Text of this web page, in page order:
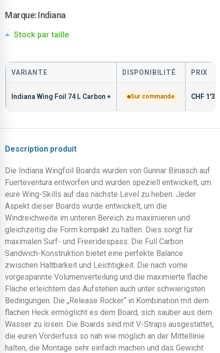
Marque:Indiana
Stock par taille
VARIANTE DISPONIBILITÉ PRIX
Indiana Wing Foil 74 L Carbon + Sur commande CHF
Description produit
Die Indiana Wingfoil Boards wurden von Gunnar Biniasch auf
Fuerteventura entworfen und wurden speziell entwickelt, um
eure Wing-Skills auf das nächste Level zu heben. Jeder
Aspekt dieser Boards wurde entwickelt, um die
Windreichweite im unteren Bereich zu maximieren und
gleichzeitig die Form kompakt zu halten. Dies sorgt für
maximalen Surf- und Freeridespass. Die Full Carbon
Sandwich-Konstruktion bietet eine perfekte Balance
zwischen Haltbarkeit und Leichtigkeit. Die nach vorne
vorgespannte Volumenverteilung und die maximierte flache
Fläche erleichtern das Aufstehen auch unter schwierigsten
Bedingungen. Die „Release Rocker“ in Kombination mit dem
flachen Heck ermöglicht es dem Board, sich sauber aus dem
Wasser zu lösen. Die Boards sind mit V-Straps ausgestattet,
die euren Vorderfuss so nah wie möglich an der Mittellinie
halten, die Montage sehr einfach machen und das Gewicht